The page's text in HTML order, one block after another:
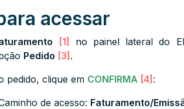
acessar
[1] no painel lateral do
Pedido [3] .
pedido, clique em CONFIRMA [4] :
de acesso: Faturamento/